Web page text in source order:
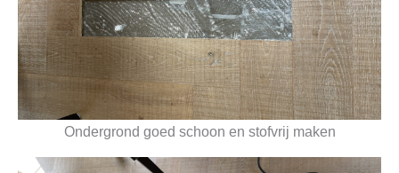
Ondergrond goed schoon en stofvrij maken